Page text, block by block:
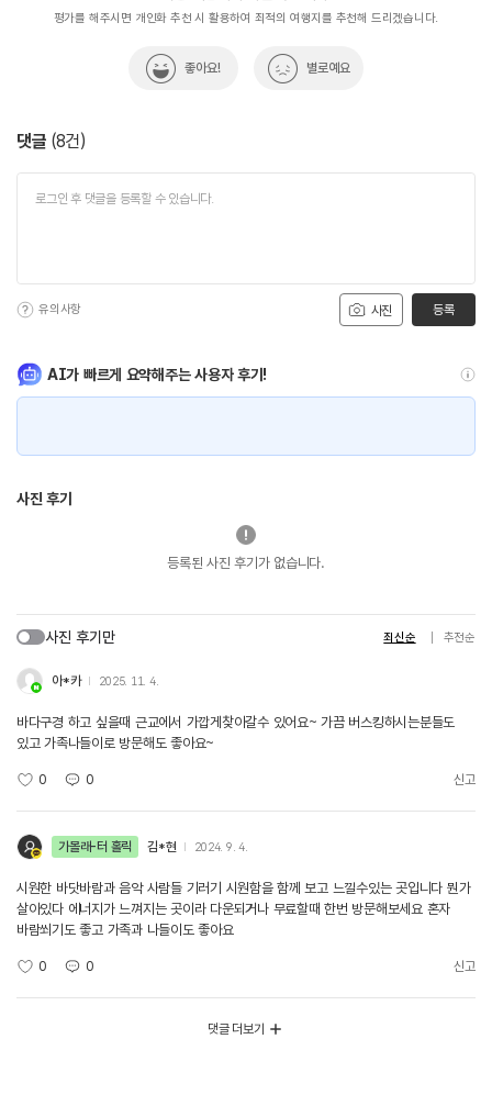
평가를 해주시면 개인화 추천 시 활용하여 최적의 여행지를 추천해 드리겠습니다.
좋아요! 별로예요
댓글 (8건)
사진
유의사항 등록
AI가 빠르게 요약해주는 사용자 후기!
사진 후기
등록된 사진 후기가 없습니다.
사진 후기만 최신순 추천순
아*카 2025. 11. 4.
바다구경 하고 싶을때 근교에서 가깝게찾아갈수 있어요~ 가끔 버스킹하시는분들도
있고 가족나들이로 방문해도 좋아요~
0 0 신고
가볼래-터 홀릭 김*현 2024. 9. 4.
시원한 바닷바람과 음악 사람들 기러기 시원함을 함께 보고 느낄수있는 곳입니다 뭔가
살아있다 에너지가 느껴지는 곳이라 다운되거나 무료할때 한번 방문해보세요 혼자
바람쐬기도 좋고 가족과 나들이도 좋아요
0 0 신고
댓글 더보기